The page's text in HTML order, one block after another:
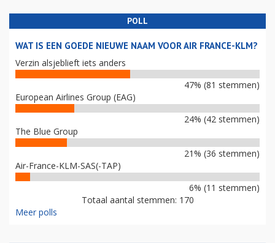
POLL
WAT IS EEN GOEDE NIEUWE NAAM VOOR AIR FRANCE-KLM?
Verzin alsjeblieft iets anders
47% (81 stemmen)
European Airlines Group (EAG)
24% (42 stemmen)
The Blue Group
21% (36 stemmen)
Air-France-KLM-SAS(-TAP)
6% (11 stemmen)
Totaal aantal stemmen: 170
Meer polls